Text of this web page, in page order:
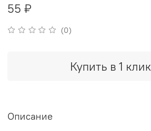
(0)
55 ₽
Купить в 1 клик
Описание